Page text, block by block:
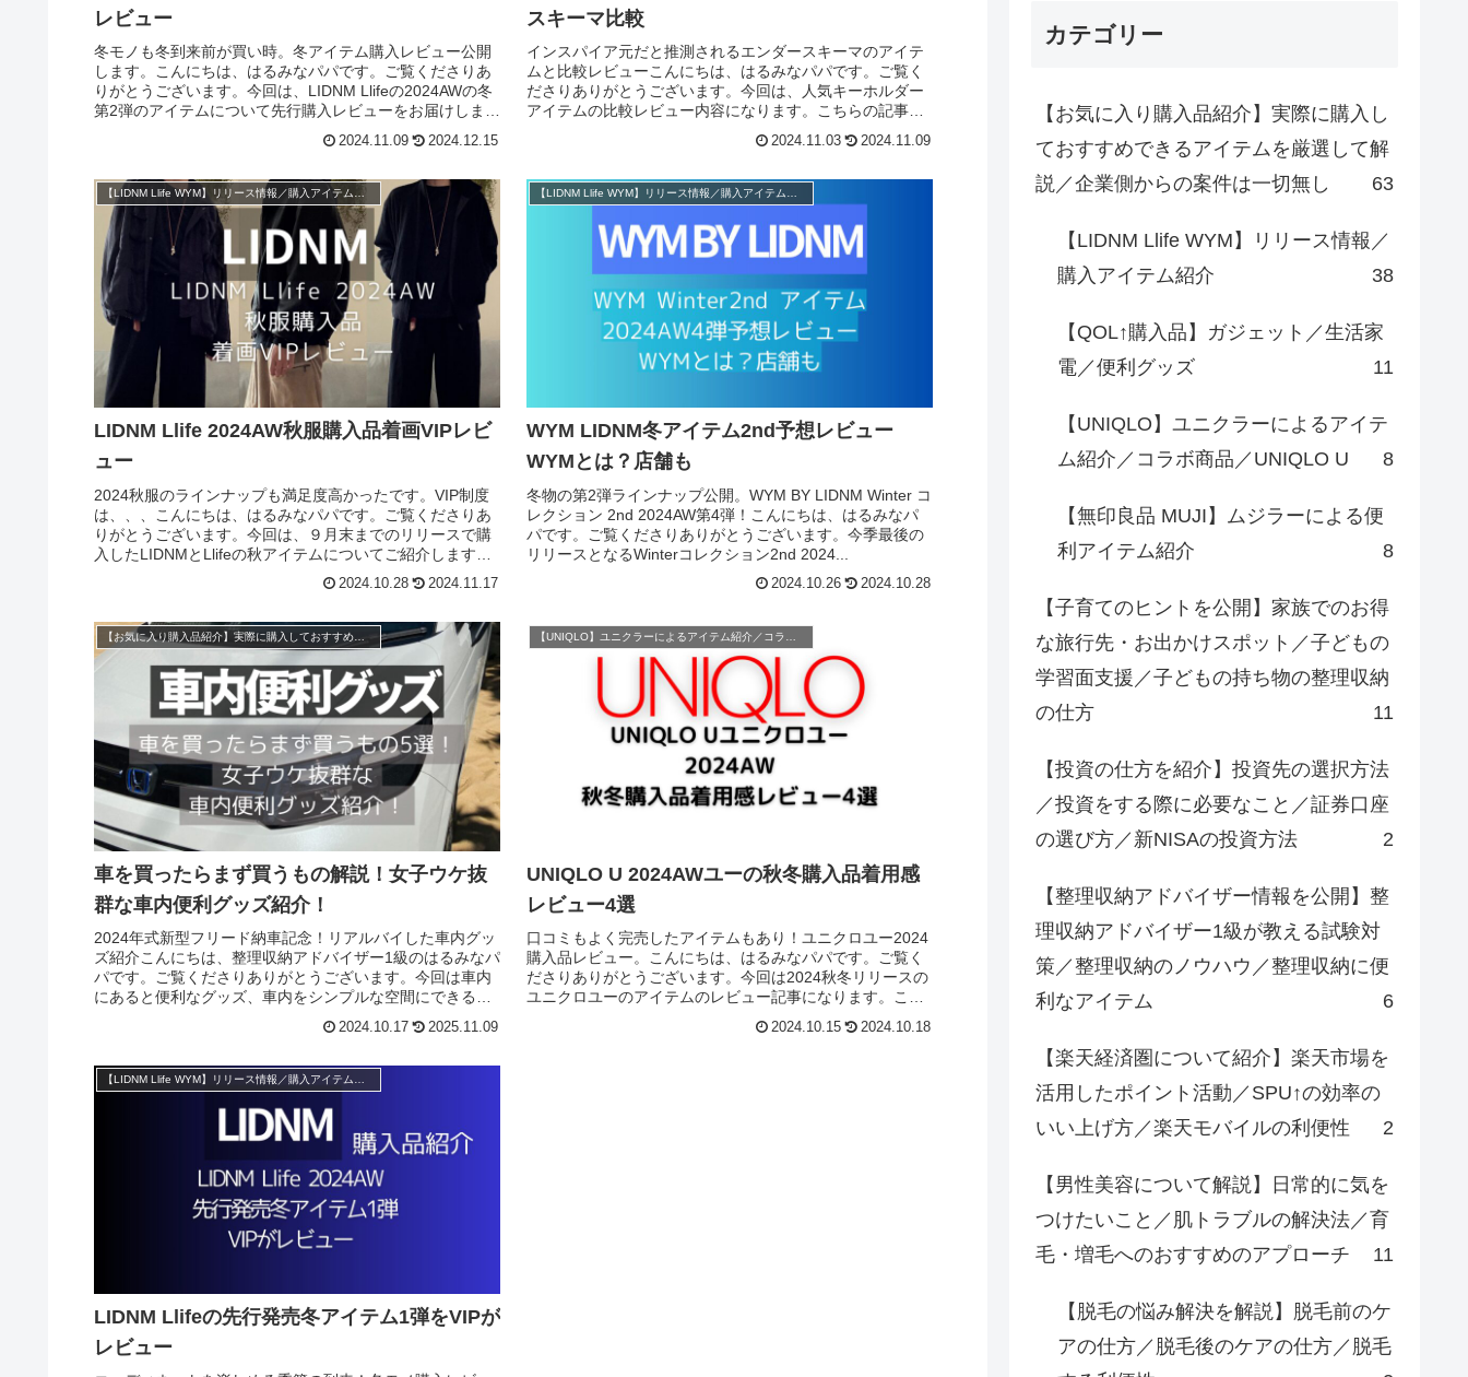
レビュー
冬モノも冬到来前が買い時。冬アイテム購入レビュー公開
します。こんにちは、はるみなパパです。ご覧くださりあ
りがとうございます。今回は、LIDNM Llifeの2024AWの冬
第2弾のアイテムについて先行購入レビューをお届けしま
2024.11.09 2024.12.15
スキーマ比較
インスパイア元だと推測されるエンダースキーマのアイテ
ムと比較レビューこんにちは、はるみなパパです。ご覧く
ださりありがとうございます。今回は、人気キーホルダー
アイテムの比較レビュー内容になります。こちらの記事
2024.11.03 2024.11.09
【LIDNM Llife WYM】リリース情報／購入アイテム紹介
LIDNM Llife 2024AW秋服購入品着画VIPレビ
ュー
2024秋服のラインナップも満足度高かったです。VIP制度
は、、、こんにちは、はるみなパパです。ご覧くださりあ
りがとうございます。今回は、９月末までのリリースで購
入したLIDNMとLlifeの秋アイテムについてご紹介します。
2024.10.28 2024.11.17
【LIDNM Llife WYM】リリース情報／購入アイテム紹介
WYM LIDNM冬アイテム2nd予想レビュー
WYMとは？店舗も
冬物の第2弾ラインナップ公開。WYM BY LIDNM Winter コ
レクション 2nd 2024AW第4弾！こんにちは、はるみなパ
パです。ご覧くださりありがとうございます。今季最後の
リリースとなるWinterコレクション2nd 2024...
2024.10.26 2024.10.28
車を買ったらまず買うもの解説！女子ウケ抜
群な車内便利グッズ紹介！
2024年式新型フリード納車記念！リアルバイした車内グッ
ズ紹介こんにちは、整理収納アドバイザー1級のはるみなパ
パです。ご覧くださりありがとうございます。今回は車内
にあると便利なグッズ、車内をシンプルな空間にできるグ
2024.10.17 2025.11.09
UNIQLO U 2024AWユーの秋冬購入品着用感
レビュー4選
口コミもよく完売したアイテムもあり！ユニクロユー2024
購入品レビュー。こんにちは、はるみなパパです。ご覧く
ださりありがとうございます。今回は2024秋冬リリースの
ユニクロユーのアイテムのレビュー記事になります。こち
2024.10.15 2024.10.18
LIDNM Llifeの先行発売冬アイテム1弾をVIPが
レビュー
カテゴリー
【お気に入り購入品紹介】実際に購入し
ておすすめできるアイテムを厳選して解
説／企業側からの案件は一切無し
63
【LIDNM Llife WYM】リリース情報／
購入アイテム紹介
38
【QOL↑購入品】ガジェット／生活家
電／便利グッズ
11
【UNIQLO】ユニクラーによるアイテ
ム紹介／コラボ商品／UNIQLO U
8
【無印良品 MUJI】ムジラーによる便
利アイテム紹介
8
【子育てのヒントを公開】家族でのお得
な旅行先・お出かけスポット／子どもの
学習面支援／子どもの持ち物の整理収納
の仕方
11
【投資の仕方を紹介】投資先の選択方法
／投資をする際に必要なこと／証券口座
の選び方／新NISAの投資方法
2
【整理収納アドバイザー情報を公開】整
理収納アドバイザー1級が教える試験対
策／整理収納のノウハウ／整理収納に便
利なアイテム
6
【楽天経済圏について紹介】楽天市場を
活用したポイント活動／SPU↑の効率の
いい上げ方／楽天モバイルの利便性
2
【男性美容について解説】日常的に気を
つけたいこと／肌トラブルの解決法／育
毛・増毛へのおすすめのアプローチ
11
【脱毛の悩み解決を解説】脱毛前のケ
アの仕方／脱毛後のケアの仕方／脱毛